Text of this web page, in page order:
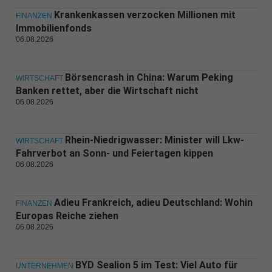
FINANZEN Krankenkassen verzocken Millionen mit
Immobilienfonds
06.08.2026
WIRTSCHAFT Börsencrash in China: Warum Peking
Banken rettet, aber die Wirtschaft nicht
06.08.2026
WIRTSCHAFT Rhein-Niedrigwasser: Minister will Lkw-
Fahrverbot an Sonn- und Feiertagen kippen
06.08.2026
FINANZEN Adieu Frankreich, adieu Deutschland: Wohin
Europas Reiche ziehen
06.08.2026
UNTERNEHMEN BYD Sealion 5 im Test: Viel Auto für